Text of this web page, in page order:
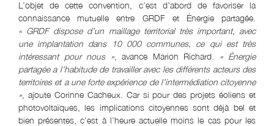
L’objet de cette convention, c’est d’abord de favoriser la
connaissance mutuelle entre GRDF et Énergie partagée.
« GRDF dispose d’un maillage territorial très important, avec
une implantation dans 10 000 communes, ce qui est très
intéressant pour nous », avance Marion Richard. « Énergie
partagée a l’habitude de travailler avec les différents acteurs des
territoires et a une forte expérience de l’intermédiation citoyenne
» , ajoute Corinne Cacheux. Car si pour des projets éoliens et
photovoltaïques, les implications citoyennes sont déjà bel et
bien présentes, c’est à l’heure actuelle moins le cas pour les